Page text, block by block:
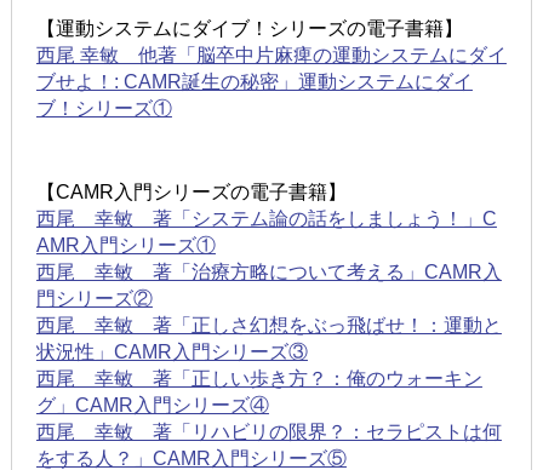
【運動システムにダイブ！シリーズの電子書籍】
西尾 幸敏 他著「脳卒中片麻痺の運動システムにダイ
ブせよ！: CAMR誕生の秘密」運動システムにダイ
ブ！シリーズ①
【CAMR入門シリーズの電子書籍】
西尾 幸敏 著「システム論の話をしましょう！」C
AMR入門シリーズ①
西尾 幸敏 著「治療方略について考える」CAMR入
門シリーズ②
西尾 幸敏 著「正しさ幻想をぶっ飛ばせ！：運動と
状況性」CAMR入門シリーズ③
西尾 幸敏 著「正しい歩き方？：俺のウォーキン
グ」CAMR入門シリーズ④
西尾 幸敏 著「リハビリの限界？：セラピストは何
をする人？」CAMR入門シリーズ⑤